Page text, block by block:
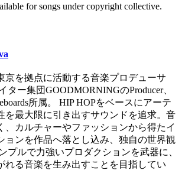
for songs under copyright collective.
京を拠点に活動する音楽プロデューサ
ター集団GOODMORNINGのProducer、
所属。 HIP HOPをベースにアーテ
を最大限に引き出すサウンドを追求。音
、カルチャーやファッションから得たイ
ョンを作品へ落とし込み、独自の世界観
プルで力強いプロダクションを武器に、
れる音楽を生み出すことを目指してい